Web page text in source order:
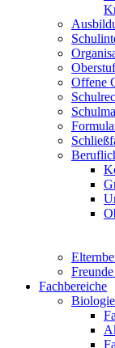
Offene
Fachbereiche
Biologie